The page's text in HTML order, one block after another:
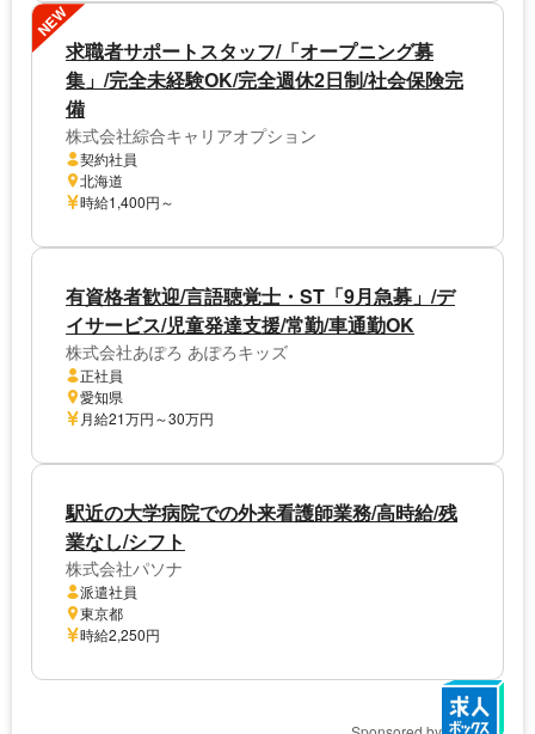
NEW
求職者サポートスタッフ/「オープニング募
集」/完全未経験OK/完全週休2日制/社会保険完
備
株式会社綜合キャリアオプション
契約社員
北海道
時給1,400円～
有資格者歓迎/言語聴覚士・ST「9月急募」/デ
イサービス/児童発達支援/常勤/車通勤OK
株式会社あぽろ あぽろキッズ
正社員
愛知県
月給21万円～30万円
駅近の大学病院での外来看護師業務/高時給/残
業なし/シフト
株式会社パソナ
派遣社員
東京都
時給2,250円